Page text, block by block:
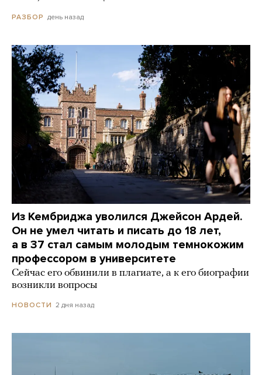
РАЗБОР день назад
Из Кембриджа уволился Джейсон Ардей.
Он не умел читать и писать до 18 лет,
а в 37 стал самым молодым темнокожим
профессором в университете
Сейчас его обвинили в плагиате, а к его биографии
возникли вопросы
НОВОСТИ 2 дня назад